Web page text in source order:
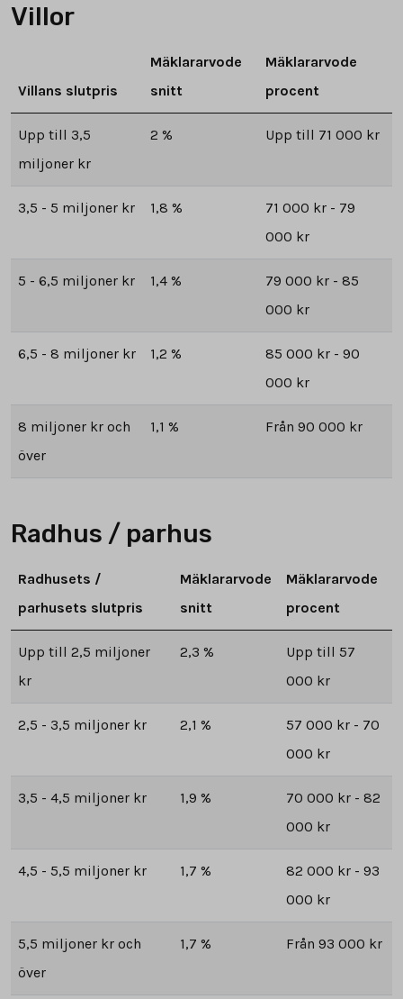
Villor
Villans slutpris
Mäklararvode
snitt
Mäklararvode
procent
Upp till 3,5
miljoner kr
2 % Upp till 71 000 kr
3,5 - 5 miljoner kr 1,8 %
71 000 kr - 79
000 kr
5 - 6,5 miljoner kr 1,4 %
79 000 kr - 85
000 kr
6,5 - 8 miljoner kr 1,2 %
85 000 kr - 90
000 kr
8 miljoner kr och
över
1,1 % Från 90 000 kr
Radhus / parhus
Radhusets /
parhusets slutpris
Mäklararvode
snitt
Mäklararvode
procent
Upp till 2,5 miljoner
kr
2,3 %
Upp till 57
000 kr
2,5 - 3,5 miljoner kr 2,1 %
57 000 kr - 70
000 kr
3,5 - 4,5 miljoner kr 1,9 %
70 000 kr - 82
000 kr
4,5 - 5,5 miljoner kr 1,7 %
82 000 kr - 93
000 kr
5,5 miljoner kr och
över
1,7 % Från 93 000 kr